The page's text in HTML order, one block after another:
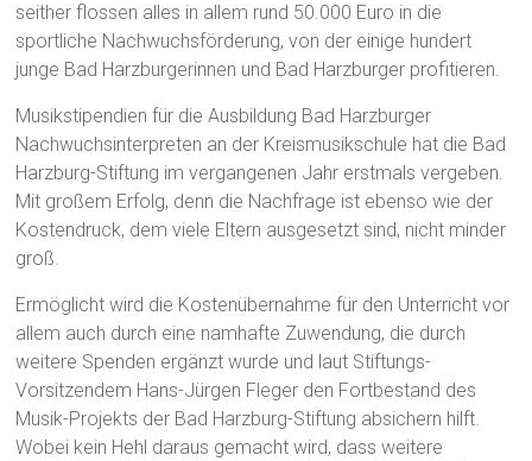
seither flossen alles in allem rund 50.000 Euro in die
sportliche Nachwuchsförderung, von der einige hundert
junge Bad Harzburgerinnen und Bad Harzburger profitieren.
Musikstipendien für die Ausbildung Bad Harzburger
Nachwuchsinterpreten an der Kreismusikschule hat die Bad
Harzburg-Stiftung im vergangenen Jahr erstmals vergeben.
Mit großem Erfolg, denn die Nachfrage ist ebenso wie der
Kostendruck, dem viele Eltern ausgesetzt sind, nicht minder
groß.
Ermöglicht wird die Kostenübernahme für den Unterricht vor
allem auch durch eine namhafte Zuwendung, die durch
weitere Spenden ergänzt wurde und laut Stiftungs-
Vorsitzendem Hans-Jürgen Fleger den Fortbestand des
Musik-Projekts der Bad Harzburg-Stiftung absichern hilft.
Wobei kein Hehl daraus gemacht wird, dass weitere